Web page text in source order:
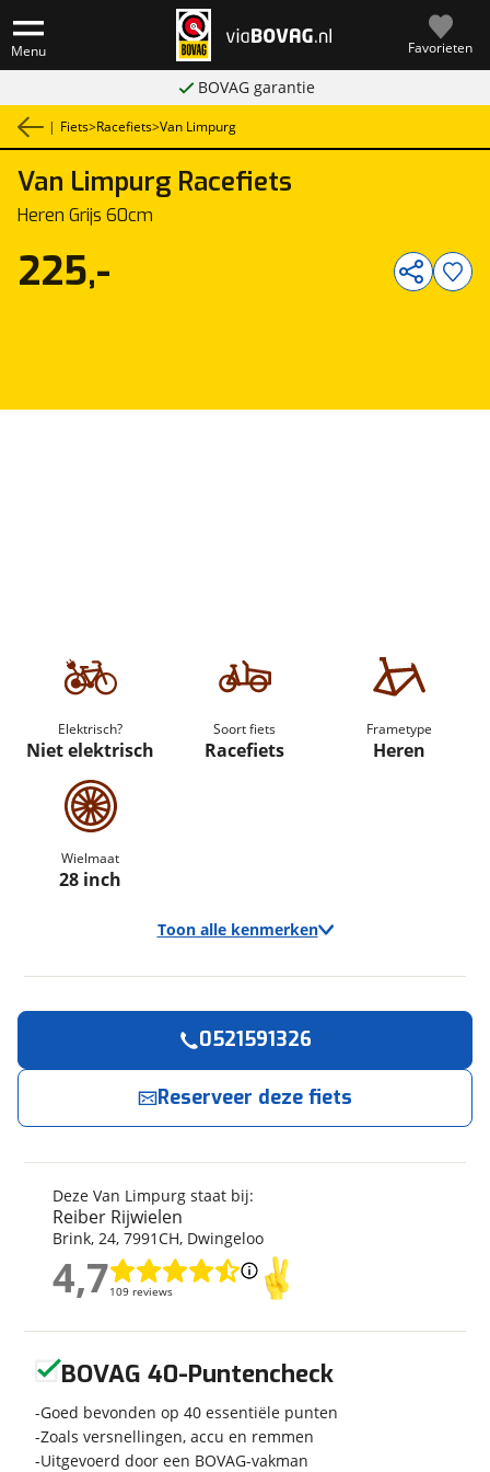
Menu Favorieten
BOVAG garantie
| Fiets>Racefiets>Van Limpurg
Van Limpurg Racefiets
Heren Grijs 60cm
Elektrisch?
Niet elektrisch
Soort fiets
Racefiets
Frametype
Heren
Wielmaat
28 inch
Toon alle kenmerken
Van Limpurg
Model
Racefiets
Framehoogte
Wielmaat
28 inch
Nieuw of occasion
Occasion
Techniek
Transmissie
Derailleur
Framemateriaal
Aluminium
225,-
Deze Van Limpurg staat bij:
Reiber Rijwielen
Brink, 24, 7991CH, Dwingeloo
4,7109 reviews
4,7
0521591326
Reserveer deze fiets
nu!
Reiber Rijwielen neemt snel contact met je op.
Jouw contactgegevens
Naam
E-mailadres
Telefoonnummer (optioneel)
BOVAG 40-Puntencheck
Goed bevonden op 40 essentiële punten
Zoals versnellingen, accu en remmen
Uitgevoerd door een BOVAG-vakman